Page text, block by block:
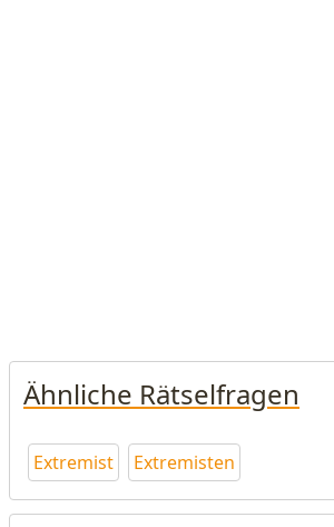
Ähnliche Rätselfragen
Extremist Extremisten